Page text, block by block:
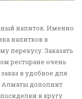
напиток. Именно
напитков в
перекусу. Заказать
ресторане очень
в удобное для
Алматы дополнит
в кругу